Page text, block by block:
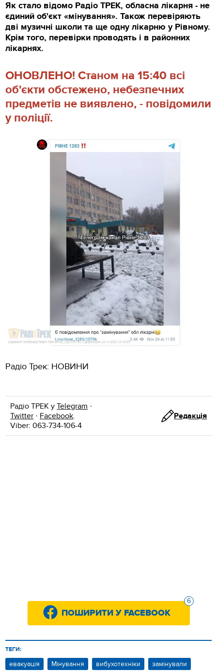
Як стало відомо Радіо ТРЕК, обласна лікарня - не
єдиний об'єкт «мінування». Також перевіряють
дві музичні школи та ще одну лікарню у Рівному.
Крім того, перевірки проводять і в районних
лікарнях.
ОНОВЛЕНО! Станом на 15:40 всі
об'єкти обстежено, небезпечних
предметів не виявлено, - повідомили
у поліції.
Радіо Трек: НОВИНИ
Радіо ТРЕК уTelegram ·
Twitter · Facebook.
Viber: 063-734-106-4
Редакція
6
ПОШИРИТИ У FACEBOOK
ТЕГИ:
евакуація Мінування вибухотехніки замінували